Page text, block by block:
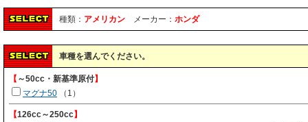
種類： アメリカン メーカー： ホンダ
車種を選んでください。
【 ～50cc・新基準原付】
マグナ50 （1）
【126cc～250cc】